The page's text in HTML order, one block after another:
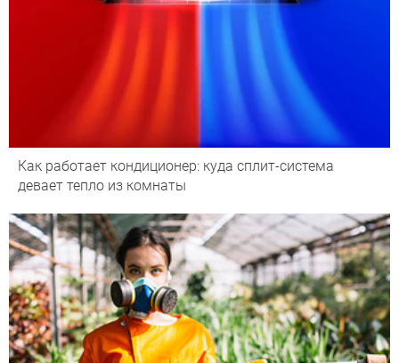
Как работает кондиционер: куда сплит-система
девает тепло из комнаты